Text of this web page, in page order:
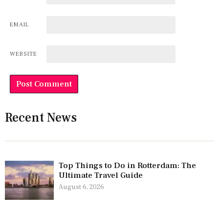
EMAIL
WEBSITE
Recent News
Top Things to Do in Rotterdam: The
Ultimate Travel Guide
August 6, 2026